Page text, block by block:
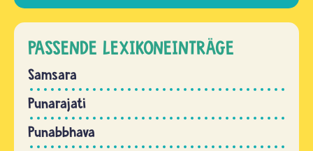
PASSENDE LEXIKONEINTRÄGE
Samsara
Punarajati
Punabbhava